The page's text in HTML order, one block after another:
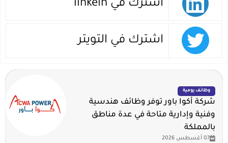
اشترك في linkein
اشترك في التويتر
وظائف يومية
شركة أكوا باور توفر وظائف هندسية
وفنية وإدارية متاحة في عدة مناطق
بالمملكة
07 أغسطس 2026